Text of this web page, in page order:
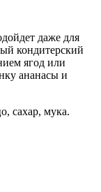
даже для
кондитерский
ягод или
ананасы и
сахар, мука.